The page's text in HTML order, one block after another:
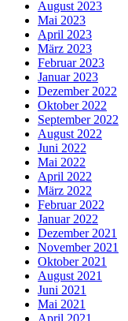
August 2023
Mai 2023
April 2023
März 2023
Februar 2023
Januar 2023
Dezember 2022
Oktober 2022
September 2022
August 2022
Juni 2022
Mai 2022
April 2022
März 2022
Februar 2022
Januar 2022
Dezember 2021
November 2021
Oktober 2021
August 2021
Juni 2021
Mai 2021
April 2021